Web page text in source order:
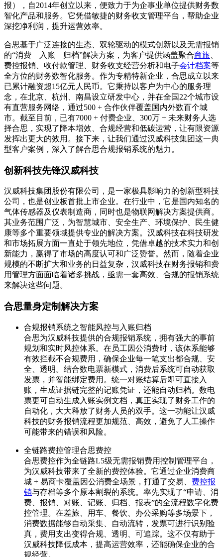
报），自2014年创立以来，便致力于为企事业单位提供财务数
智化产品和服务。它凭借敏捷的财务收支管理平台，帮助企业
深挖净利润，提升运营效率。
合思基于广泛连接的生态、双轮驱动的模式创新以及无需报销
的“消费 – 入账 – 归档”解决方案，为客户提供涵盖聚合商旅
费控报销、收付款管理、财务收支经营分析和电子会计档案等
全方位的财务数智化服务。作为专精特新企业，合思成立以来
已累计融资超15亿元人民币。它秉持以客户为中心的服务理
念，在北京、杭州、南昌设立研发中心，并在全国22个城市设
有直营服务网络，通过500 + 合作伙伴覆盖国内外数百个城
市。截至目前，已有7000 + 付费企业、300万 + 未来财务人选
择合思，实现了降本增效、合规经营和低碳运营，让有限资源
发挥出更大的效用。接下来，让我们通过汉威科技集团这一典
型客户案例，深入了解合思合规报销系统的魅力。
创新科技先锋汉威科技
汉威科技集团股份有限公司，是一家极具影响力的创新型科技
公司，也是创业板首批上市企业。在行业中，它是国内知名的
气体传感器及仪表制造商，同时也是物联网解决方案提供商。
其业务范围广泛，为智慧城市、安全生产、环境保护、民生健
康等多个重要领域提供专业的解决方案。汉威科技在科技研发
和市场拓展方面一直处于领先地位，凭借卓越的技术实力和创
新能力，赢得了市场的高度认可和广泛赞誉。然而，随着企业
规模的不断扩大和业务的日益复杂，汉威科技在财务报销和费
用管理方面面临着诸多挑战，亟需一套高效、合规的报销系统
来解决这些问题。
合思量身定制解决方案
合规报销系统之智能风控与入账归档
合思为汉威科技提供的合规报销系统，拥有强大的事前
规划和实时风控体系。在员工因公消费时，该体系能够
有效拦截不合规费用，确保企业每一笔支出都合规、安
全、透明。结合数电票新模式，消费后系统可自动获取
发票，并智能绑定费用。统一对账结算后即可直接入
账，生成证据链完整的记账凭证，还能自动归档。数电
票更可自动生成入账实例文档，真正实现了财务工作的
自动化，大大释放了财务人员的双手。这一功能让汉威
科技的财务报销流程更加规范、高效，避免了人工操作
可能带来的错误和风险。
全链路费控管理合思费控
合思费控作为全链路L5级无需报销费用控制管理平台，
为汉威科技带来了全新的费控体验。它通过企业消费商
城 + 易商卡覆盖因公消费全场景，打通了交易、 费控报
销与存档等多个原本割裂的系统。率先实现了“申请、消
费、报销、对账、记账、归档、报表”的全流程数字化费
控管理。在差旅、用车、餐饮、办公采购等多场景下，
消费数据能够自动采集、自动流转，发票可进行识别验
真，费用支出变得合规、透明、可追踪。这不仅有助于
汉威科技降低成本，提高运营效率，还能确保企业的合
规经营。